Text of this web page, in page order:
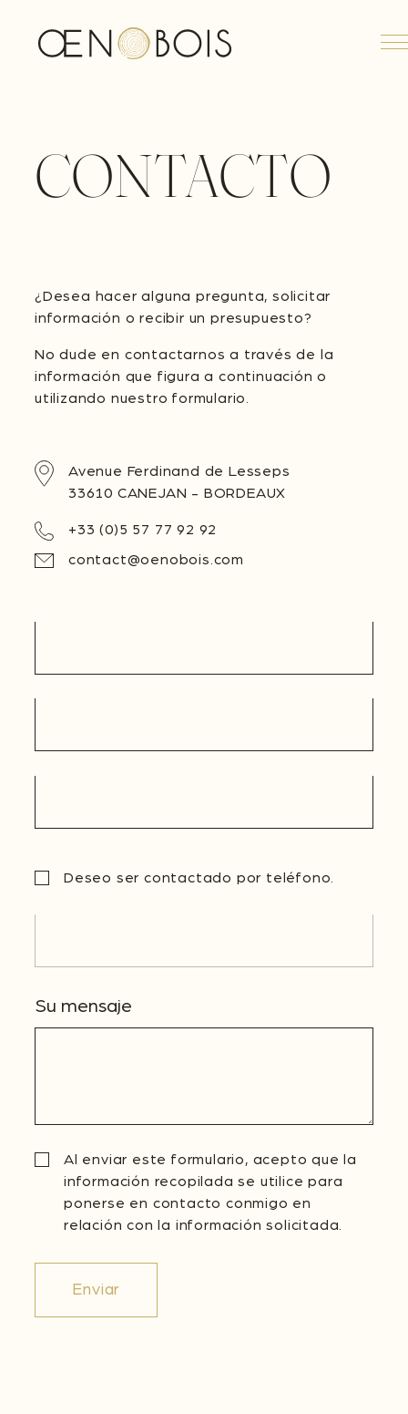
CONTACTO
¿Desea hacer alguna pregunta, solicitar
información o recibir un presupuesto?
No dude en contactarnos a través de la
información que figura a continuación o
utilizando nuestro formulario.
Avenue Ferdinand de Lesseps
33610 CANEJAN - BORDEAUX
+33 (0)5 57 77 92 92
contact@oenobois.com
Deseo ser contactado por teléfono.
Su mensaje
Al enviar este formulario, acepto que la
información recopilada se utilice para
ponerse en contacto conmigo en
relación con la información solicitada.